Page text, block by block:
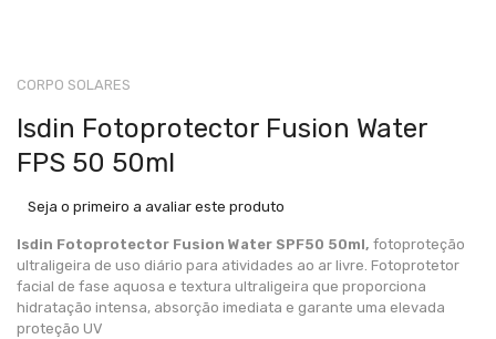
CORPO SOLARES
Isdin Fotoprotector Fusion Water
FPS 50 50ml
Seja o primeiro a avaliar este produto
Isdin Fotoprotector Fusion Water SPF50 50ml, fotoproteção
ultraligeira de uso diário para atividades ao ar livre. Fotoprotetor
facial de fase aquosa e textura ultraligeira que proporciona
hidratação intensa, absorção imediata e garante uma elevada
proteção UV